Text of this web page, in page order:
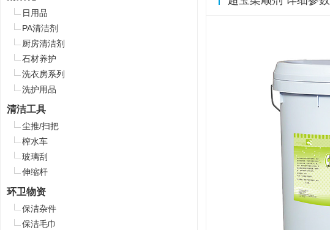
日用品
PA清洁剂
厨房清洁剂
石材养护
洗衣房系列
洗护用品
清洁工具
尘推/扫把
榨水车
玻璃刮
伸缩杆
环卫物资
保洁杂件
保洁毛巾